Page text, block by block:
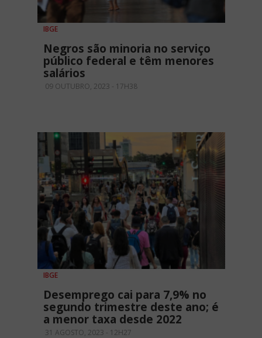
IBGE
Negros são minoria no serviço
público federal e têm menores
salários
09 OUTUBRO, 2023 - 17H38
IBGE
Desemprego cai para 7,9% no
segundo trimestre deste ano; é
a menor taxa desde 2022
31 AGOSTO, 2023 - 12H27